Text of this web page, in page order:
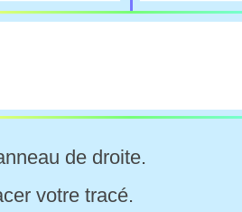
de droite.
votre tracé.